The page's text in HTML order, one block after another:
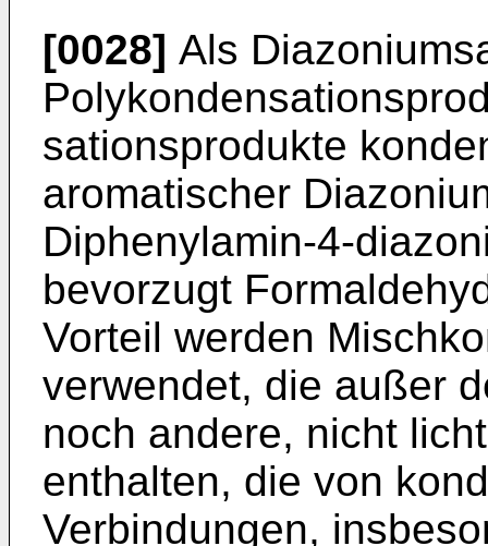
[0028] Als
sationsprodukte
aromatischer
Diphenylamin-4-
bevorzugt
Vorteil werden
verwendet, die außer
noch andere, nicht
enthalten, die von
Verbindungen,